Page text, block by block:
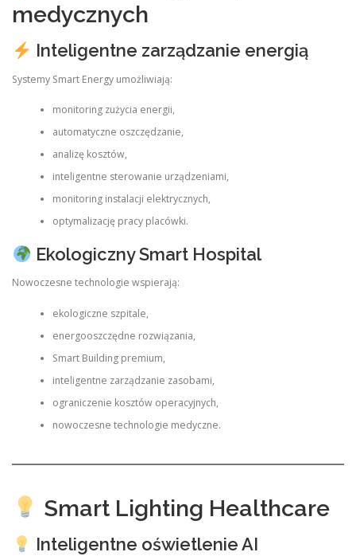
medycznych
Inteligentne zarządzanie energią
Systemy Smart Energy umożliwiają:
monitoring zużycia energii,
automatyczne oszczędzanie,
analizę kosztów,
inteligentne sterowanie urządzeniami,
monitoring instalacji elektrycznych,
optymalizację pracy placówki.
Ekologiczny Smart Hospital
Nowoczesne technologie wspierają:
ekologiczne szpitale,
energooszczędne rozwiązania,
Smart Building premium,
inteligentne zarządzanie zasobami,
ograniczenie kosztów operacyjnych,
nowoczesne technologie medyczne.
Smart Lighting Healthcare
Inteligentne oświetlenie AI